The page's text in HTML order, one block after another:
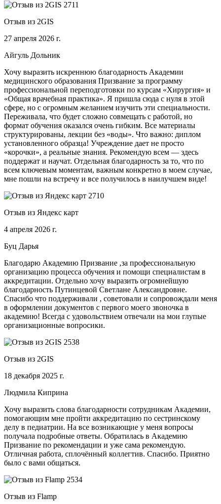
Отзыв из 2GIS
27 апреля 2026 г.
Айгуль Дольник
Хочу выразить искреннюю благодарность Академии
медицинского образования Призвание за программу
профессиональной переподготовки по курсам «Хирургия» и
«Общая врачебная практика». Я пришла сюда с нуля в этой
сфере, но с огромным желанием изучить эти специальности.
Переживала, что будет сложно совмещать с работой, но
формат обучения оказался очень гибким. Все материалы
структурированы, лекции без «воды». Что важно: диплом
установленного образца! Учреждение дает не просто
«корочки», а реальные знания. Рекомендую всем — здесь
поддержат и научат. Отдельная благодарность за то, что по
всем ключевым моментам, важным конкретно в моем случае,
мне пошли на встречу и все получилось в наилучшем виде!
Отзыв из Яндекс карт
4 апреля 2026 г.
Буц Дарья
Благодарю Академию Призвание ,за профессиональную
организацию процесса обучения и помощи специалистам в
аккредитации. Отдельно хочу выразить огромнейшую
благодарность Путинцевой Светлане Александровне.
Спасибо что поддерживали , советовали и сопровождали меня
в оформлении документов с первого моего звоночка в
академию! Всегда с удовольствием отвечали на мои глупые
организационные вопросики.
Отзыв из 2GIS
18 декабря 2025 г.
Людмила Киприна
Хочу выразить слова благодарности сотрудникам Академии,
помогающим мне пройти аккредитацию по сестринскому
делу в педиатрии. На все возникающие у меня вопросы
получала подробные ответы. Обратилась в Академию
Призвание по рекомендации и уже сама рекомендую.
Отличная работа, сплочённый коллегтив. Спасибо. Приятно
было с вами общаться.
Отзыв из Flamp